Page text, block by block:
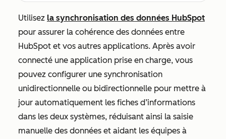
Utilisez la synchronisation des données HubSpot
pour assurer la cohérence des données entre
HubSpot et vos autres applications. Après avoir
connecté une application prise en charge, vous
pouvez configurer une synchronisation
unidirectionnelle ou bidirectionnelle pour mettre à
jour automatiquement les fiches d’informations
dans les deux systèmes, réduisant ainsi la saisie
manuelle des données et aidant les équipes à